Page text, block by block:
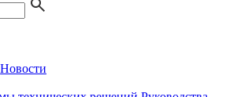
Новости